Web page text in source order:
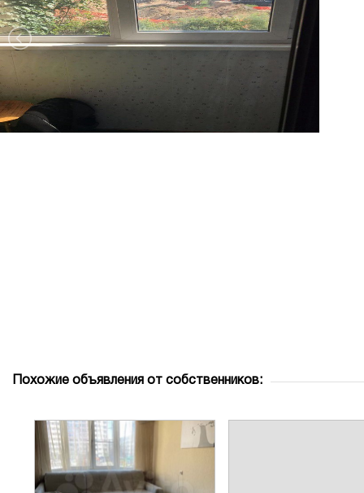
Похожие объявления от собственников: